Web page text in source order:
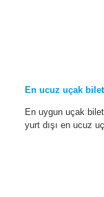
En ucuz uçak
En uygun uçak
yurt dışı en ucuz